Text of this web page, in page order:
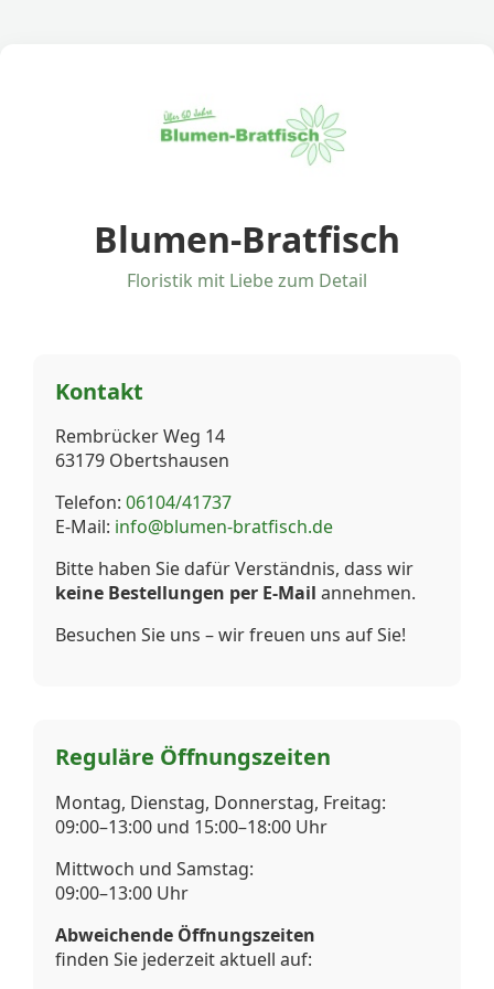
Blumen-Bratfisch
Floristik mit Liebe zum Detail
Kontakt
Rembrücker Weg 14
63179 Obertshausen
Telefon: 06104/41737
E-Mail: info@blumen-bratfisch.de
Bitte haben Sie dafür Verständnis, dass wir
keine Bestellungen per E-Mail annehmen.
Besuchen Sie uns – wir freuen uns auf Sie!
Reguläre Öffnungszeiten
Montag, Dienstag, Donnerstag, Freitag:
09:00–13:00 und 15:00–18:00 Uhr
Mittwoch und Samstag:
09:00–13:00 Uhr
Abweichende Öffnungszeiten
finden Sie jederzeit aktuell auf: